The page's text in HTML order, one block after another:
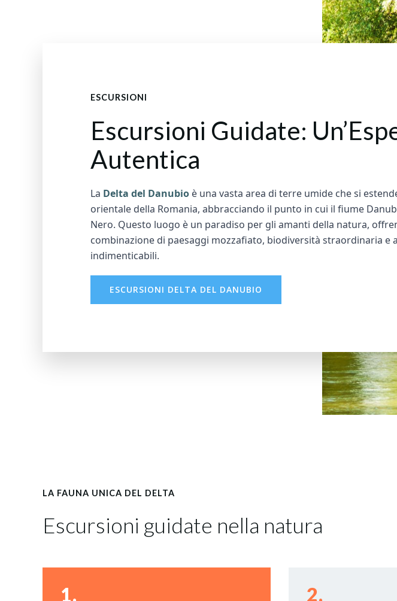
ESCURSIONI
Escursioni Guidate:
Autentica
La Delta del Danubio è una vasta area di terre umide che si
orientale della Romania, abbracciando il punto in cui il fiume
Nero. Questo luogo è un paradiso per gli amanti della natura,
combinazione di paesaggi mozzafiato, biodiversità straordinaria e
indimenticabili.
ESCURSIONI DELTA DEL DANUBIO
LA FAUNA UNICA DEL DELTA
Escursioni guidate nella natura
1. 2.